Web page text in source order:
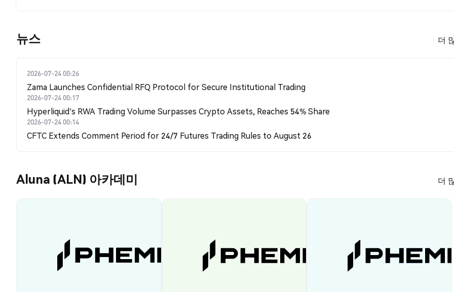
뉴스 더
2026-07-24 00:26
Zama Launches Confidential RFQ Protocol for Secure Institutional Trading
2026-07-24 00:17
Hyperliquid's RWA Trading Volume Surpasses Crypto Assets, Reaches 54% Share
2026-07-24 00:14
CFTC Extends Comment Period for 24/7 Futures Trading Rules to August 26
Aluna (ALN) 아카데미 더